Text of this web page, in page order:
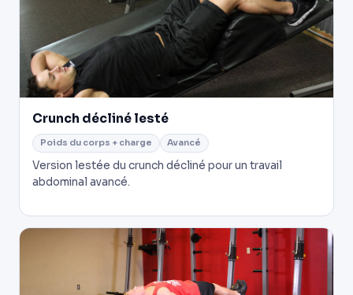
Crunch décliné lesté
Poids du corps + charge Avancé
Version lestée du crunch décliné pour un travail
abdominal avancé.